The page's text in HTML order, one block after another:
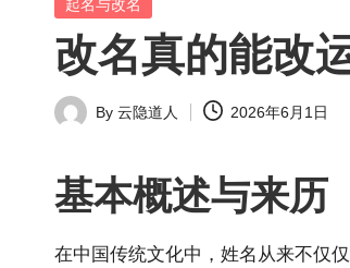
农
历
历
询
_2ebc.com
起名与改名
改名真的能改
Posted
By 云隐道人 2026年6月1日
基本概述与来历
在中国传统文化中，姓名从来不仅